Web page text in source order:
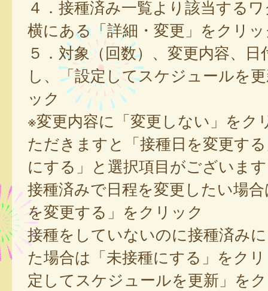
４．接種済み一覧より該当する
横にある「詳細・変更」をクリ
５．対象（回数）、変更内容、
し、「設定してスケジュールを
ック
※変更内容に「変更しない」をク
ただきますと「接種日を変更す
にする」と選択項目がございま
接種済みで日程を変更したい場
を変更する」をクリック
接種をしていないのに接種済み
た場合は「未接種にする」をク
定してスケジュールを更新」を